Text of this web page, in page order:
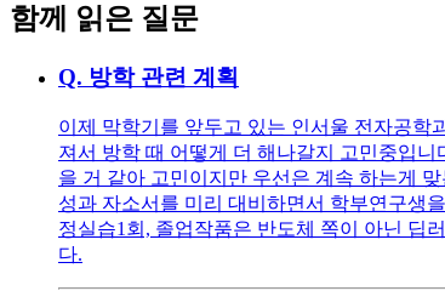
함께 읽은 질문
Q. 방학 관련 계획
이제 막학기를 앞두고 있는 인서울 전자공학
져서 방학 때 어떻게 더 해나갈지 고민중입
을 거 같아 고민이지만 우선은 계속 하는게
성과 자소서를 미리 대비하면서 학부연구생
정실습1회, 졸업작품은 반도체 쪽이 아닌 딥
다.